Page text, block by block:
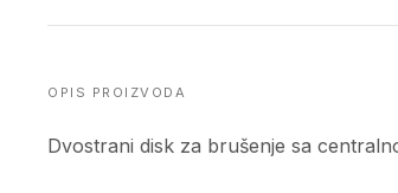
OPIS PROIZVODA
Dvostrani disk za brušenje sa